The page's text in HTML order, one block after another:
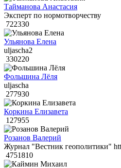
Тайманова Анастасия
Эксперт по нормотворчеству
722330
Ульянова Елена
uljascha2
330220
Фольшина Лёля
uljascha
277930
Коркина Елизавета
127955
Розанов Валерий
Журнал "Вестник геополитики"
4751810